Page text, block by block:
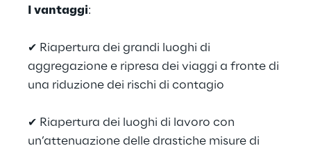
I vantaggi:
✔ Riapertura dei grandi luoghi di
aggregazione e ripresa dei viaggi a fronte di
una riduzione dei rischi di contagio
✔ Riapertura dei luoghi di lavoro con
un’attenuazione delle drastiche misure di